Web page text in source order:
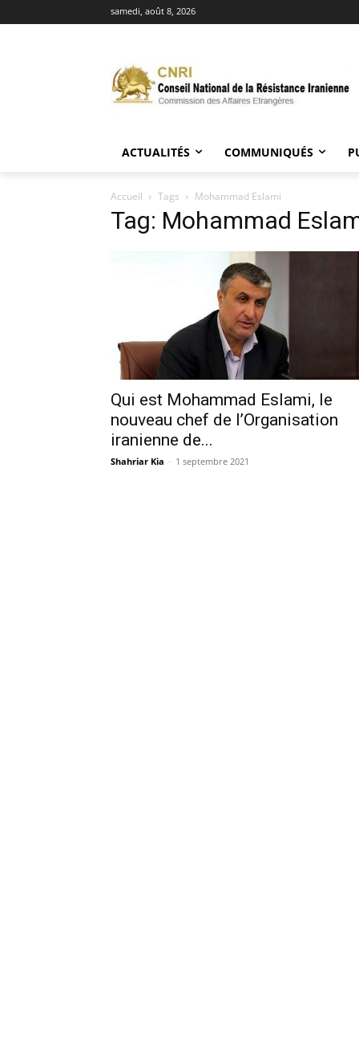
samedi, août 8, 2026
ACTUALITÉS COMMUNIQUÉS
Accueil Tags Mohammad Eslami
Tag: Mohammad
Qui est Mohammad Eslami, le
nouveau chef de l’Organisation
iranienne de...
Shahriar Kia - 1 septembre 2021